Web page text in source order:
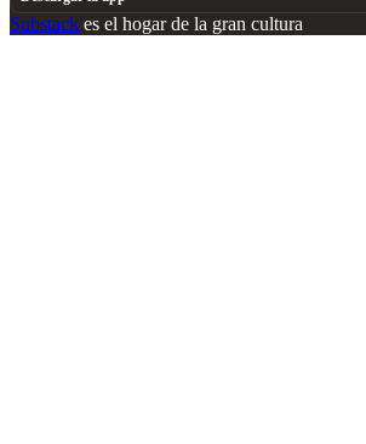
Substack es el hogar de la gran cultura